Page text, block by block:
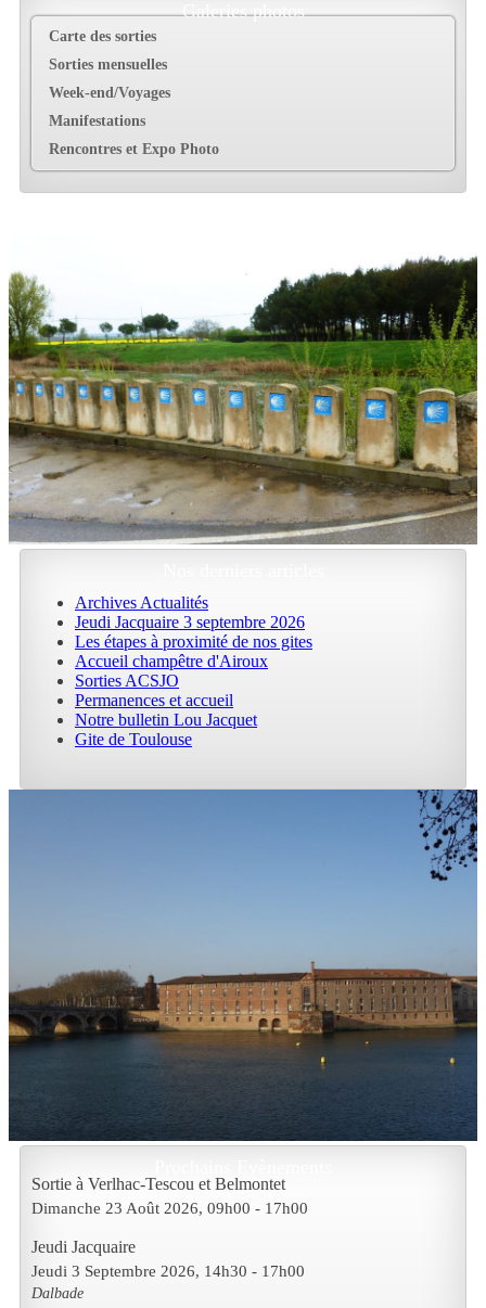
Galeries photos
Carte des sorties
Sorties mensuelles
Week-end/Voyages
Manifestations
Rencontres et Expo Photo
Archives Actualités
Jeudi Jacquaire 3 septembre 2026
Les étapes à proximité de nos gites
Accueil champêtre d'Airoux
Sorties ACSJO
Permanences et accueil
Notre bulletin Lou Jacquet
Gite de Toulouse
Sortie à Verlhac-Tescou et Belmontet
Dimanche 23 Août 2026, 09h00 - 17h00
Jeudi Jacquaire
Jeudi 3 Septembre 2026, 14h30 - 17h00
Dalbade